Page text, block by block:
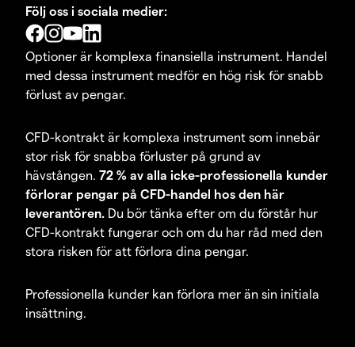
Följ oss i sociala medier:
Optioner är komplexa finansiella instrument. Handel
med dessa instrument medför en hög risk för snabb
förlust av pengar.
CFD-kontrakt är komplexa instrument som innebär
stor risk för snabba förluster på grund av
hävstången. 72 % av alla icke-professionella kunder
förlorar pengar på CFD-handel hos den här
leverantören. Du bör tänka efter om du förstår hur
CFD-kontrakt fungerar och om du har råd med den
stora risken för att förlora dina pengar.
Professionella kunder kan förlora mer än sin initiala
insättning.